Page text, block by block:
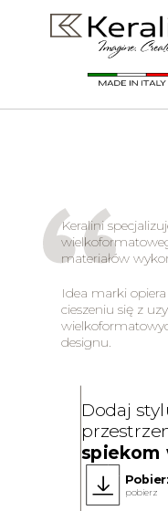
Keralini
materiałów
Idea marki
cieszeniu się z
designu.
Dodaj
pobierz